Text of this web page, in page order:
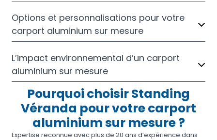
Options et personnalisations pour votre
carport aluminium sur mesure
L’impact environnemental d’un carport
aluminium sur mesure
Pourquoi choisir Standing
Véranda pour votre carport
aluminium sur mesure ?
Expertise reconnue avec plus de 20 ans d’expérience dans